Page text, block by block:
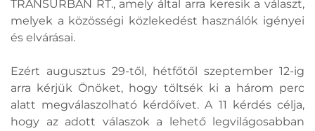
TRANSURBAN RT., amely által arra keresik a választ,
melyek a közösségi közlekedést használók igényei
és elvárásai.
Ezért augusztus 29-től, hétfőtől szeptember 12-ig
arra kérjük Önöket, hogy töltsék ki a három perc
alatt megválaszolható kérdőívet. A 11 kérdés célja,
hogy az adott válaszok a lehető legvilágosabban